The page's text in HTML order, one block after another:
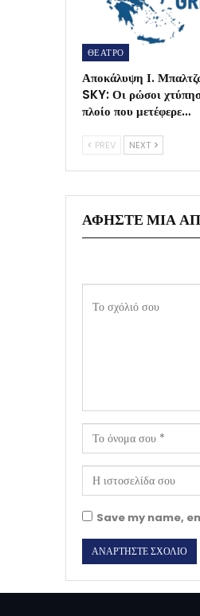
ΘΕΑΤΡΟ
Αποκάλυψη Ι.
SKY: Οι ρώσοι
πλοίο που μετέφερε…
PREV NEXT
ΑΦΉΣΤΕ ΜΙΑ
Save my name,